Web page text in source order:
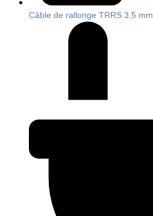
Câble de rallonge TRRS 3,5 mm